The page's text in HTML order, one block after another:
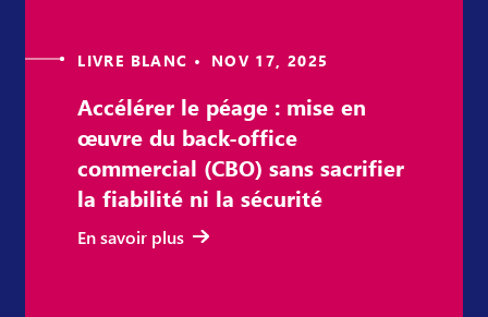
LIVRE BLANC • NOV 17, 2025
Accélérer le péage : mise en
œuvre du back-office
commercial (CBO) sans sacrifier
la fiabilité ni la sécurité
En savoir plus